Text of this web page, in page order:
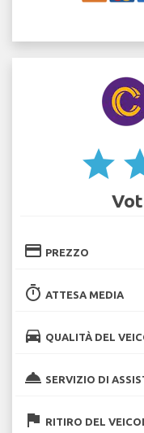
star
credit_card PREZZO
timer ATTESA MEDIA
directions_car QUALITÀ DEL
room_service SERVIZIO DI
flag RITIRO DEL